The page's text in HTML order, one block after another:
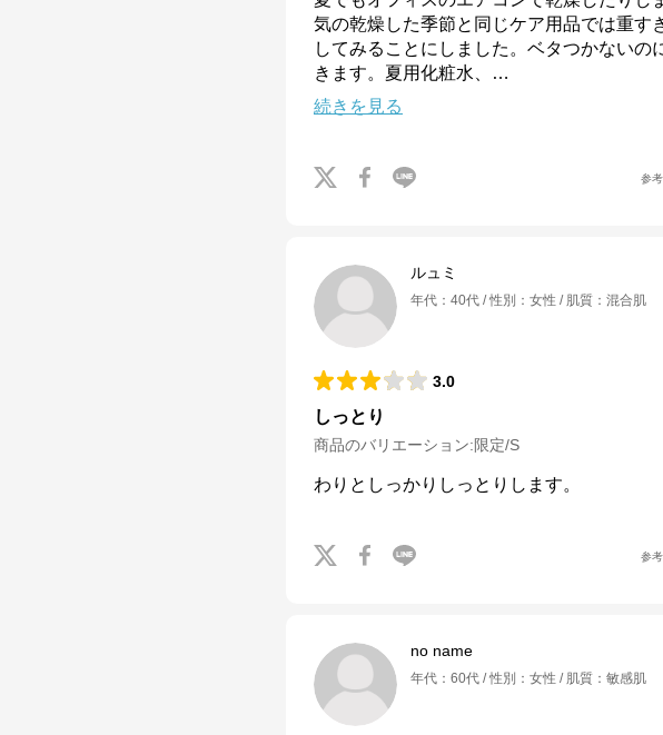
気の乾燥した季節と同じケア用品では重す
してみることにしました。ベタつかないの
きます。夏用化粧水、
…
続きを見る
参
ルュミ
年代 ： 40代 性別 ： 女性 肌質 ： 混合肌
3.0
しっとり
商品のバリエーション:限定/S
わりとしっかりしっとりします。
参
no name
年代 ： 60代 性別 ： 女性 肌質 ： 敏感肌